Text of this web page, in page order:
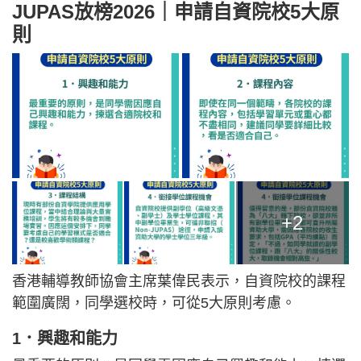
JUPAS放榜2026｜申請自資院校5大原
則
+2
香港輔導教師協會主席葉偉民表示，自資院校的課程
範圍廣闊，同學選校時，可從5大原則考慮。
1．興趣和能力